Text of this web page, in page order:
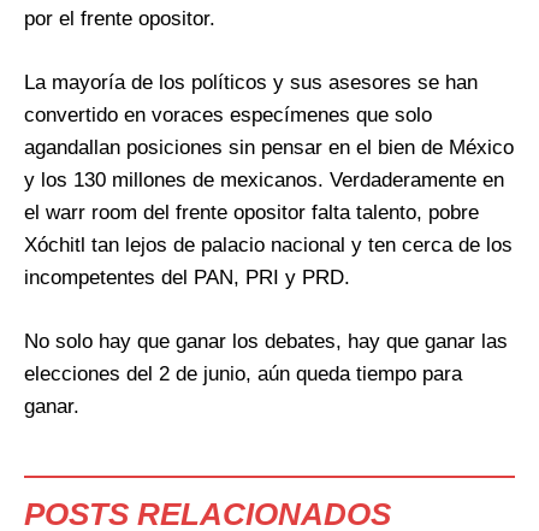
por el frente opositor.
La mayoría de los políticos y sus asesores se han
convertido en voraces especímenes que solo
agandallan posiciones sin pensar en el bien de México
y los 130 millones de mexicanos. Verdaderamente en
el warr room del frente opositor falta talento, pobre
Xóchitl tan lejos de palacio nacional y ten cerca de los
incompetentes del PAN, PRI y PRD.
No solo hay que ganar los debates, hay que ganar las
elecciones del 2 de junio, aún queda tiempo para
ganar.
POSTS RELACIONADOS